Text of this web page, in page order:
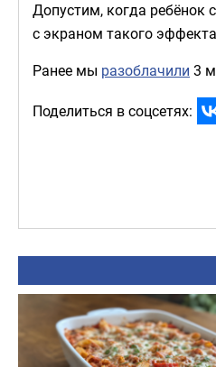
Допустим, когда ребёнок
с экраном такого
Ранее мы разоблачили 3
Поделиться в соцсетях: